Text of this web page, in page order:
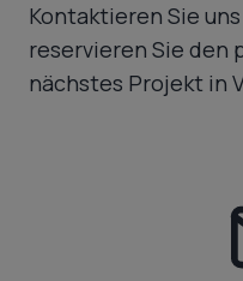
Kontaktieren Sie
reservieren Sie den
nächstes Projekt in